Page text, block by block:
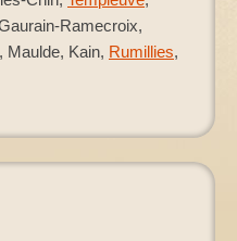
Ramecroix,
Maulde, Kain, Rumillies,